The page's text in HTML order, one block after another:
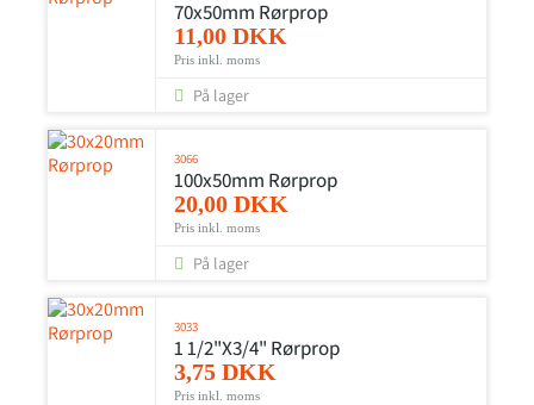
70x50mm Rørprop
11,00 DKK
Pris inkl. moms
På lager
3066
100x50mm Rørprop
20,00 DKK
Pris inkl. moms
På lager
3033
1 1/2"x3/4" Rørprop
3,75 DKK
Pris inkl. moms